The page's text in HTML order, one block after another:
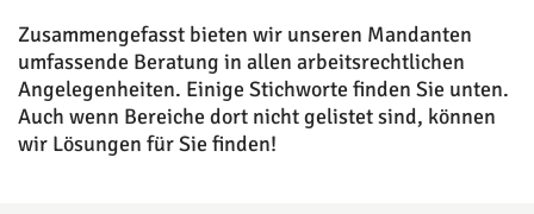
Zusammengefasst bieten wir unseren Mandanten
umfassende Beratung in allen arbeitsrechtlichen
Angelegenheiten. Einige Stichworte finden Sie unten.
Auch wenn Bereiche dort nicht gelistet sind, können
wir Lösungen für Sie finden!